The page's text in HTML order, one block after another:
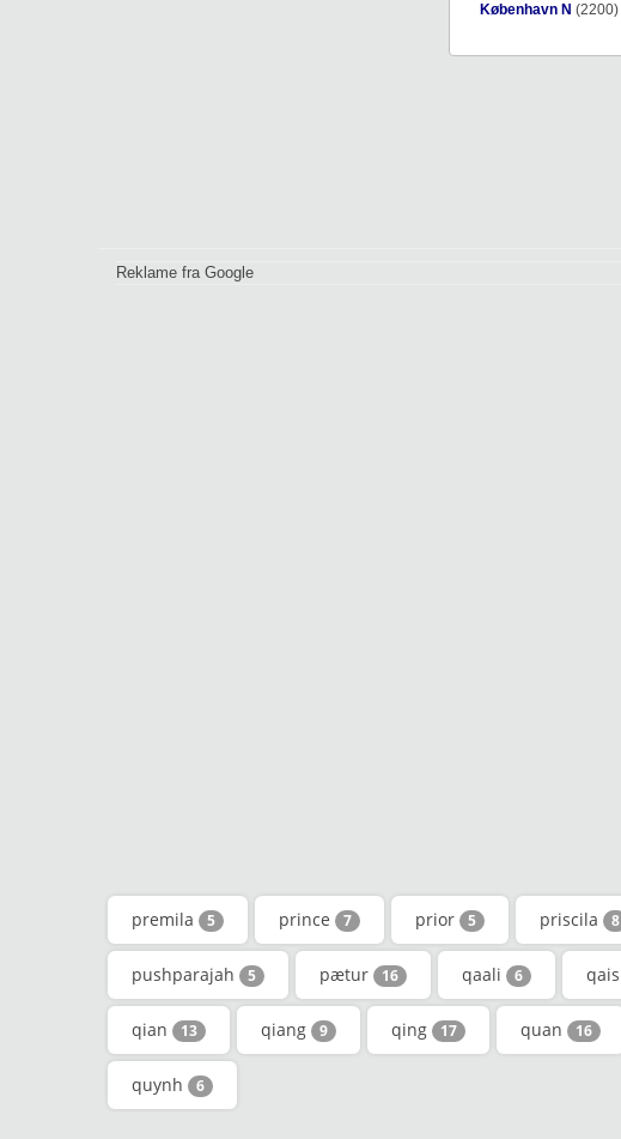
København N (2200)
Reklame fra Google
premila 5 prince 7 prior 5 priscila 8
pushparajah 5 pætur 16 qaali 6 qais
qian 13 qiang 9 qing 17 quan 16
quynh 6